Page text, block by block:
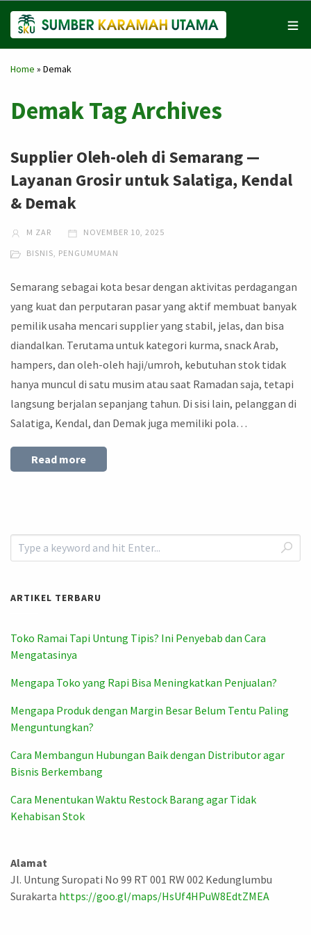
Home » Demak
Demak Tag Archives
Supplier Oleh-oleh di Semarang —
Layanan Grosir untuk Salatiga, Kendal
& Demak
M ZAR NOVEMBER 10, 2025
BISNIS, PENGUMUMAN
Semarang sebagai kota besar dengan aktivitas perdagangan
yang kuat dan perputaran pasar yang aktif membuat banyak
pemilik usaha mencari supplier yang stabil, jelas, dan bisa
diandalkan. Terutama untuk kategori kurma, snack Arab,
hampers, dan oleh-oleh haji/umroh, kebutuhan stok tidak
hanya muncul di satu musim atau saat Ramadan saja, tetapi
langsung berjalan sepanjang tahun. Di sisi lain, pelanggan di
Salatiga, Kendal, dan Demak juga memiliki pola…
Read more
ARTIKEL TERBARU
Toko Ramai Tapi Untung Tipis? Ini Penyebab dan Cara
Mengatasinya
Mengapa Toko yang Rapi Bisa Meningkatkan Penjualan?
Mengapa Produk dengan Margin Besar Belum Tentu Paling
Menguntungkan?
Cara Membangun Hubungan Baik dengan Distributor agar
Bisnis Berkembang
Cara Menentukan Waktu Restock Barang agar Tidak
Kehabisan Stok
Alamat
Jl. Untung Suropati No 99 RT 001 RW 002 Kedunglumbu
Surakarta https://goo.gl/maps/HsUf4HPuW8EdtZMEA